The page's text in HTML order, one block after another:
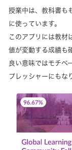
授業中は、教科書も
に使っています。
このアプリには教材
値が変動する成績も
良い意味ではモチベ
プレッシャーにもな